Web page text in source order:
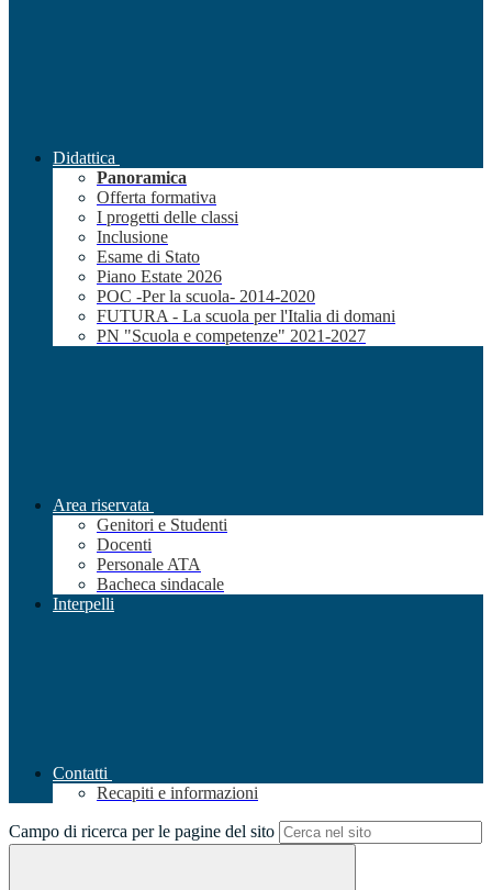
Didattica
Panoramica
Offerta formativa
I progetti delle classi
Inclusione
Esame di Stato
Piano Estate 2026
POC -Per la scuola- 2014-2020
FUTURA - La scuola per l'Italia di domani
PN "Scuola e competenze" 2021-2027
Area riservata
Genitori e Studenti
Docenti
Personale ATA
Bacheca sindacale
Interpelli
Contatti
Recapiti e informazioni
Campo di ricerca per le pagine del sito